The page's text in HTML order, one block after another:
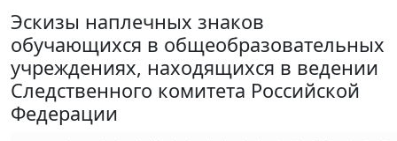
Эскизы наплечных знаков
обучающихся в общеобразовательных
учреждениях, находящихся в ведении
Следственного комитета Российской
Федерации